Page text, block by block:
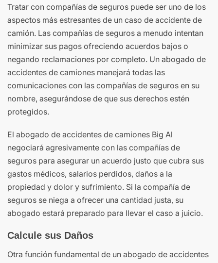
Tratar con compañías de seguros puede ser uno de los
aspectos más estresantes de un caso de accidente de
camión. Las compañías de seguros a menudo intentan
minimizar sus pagos ofreciendo acuerdos bajos o
negando reclamaciones por completo. Un abogado de
accidentes de camiones manejará todas las
comunicaciones con las compañías de seguros en su
nombre, asegurándose de que sus derechos estén
protegidos.
El abogado de accidentes de camiones Big Al
negociará agresivamente con las compañías de
seguros para asegurar un acuerdo justo que cubra sus
gastos médicos, salarios perdidos, daños a la
propiedad y dolor y sufrimiento. Si la compañía de
seguros se niega a ofrecer una cantidad justa, su
abogado estará preparado para llevar el caso a juicio.
Calcule sus Daños
Otra función fundamental de un abogado de accidentes